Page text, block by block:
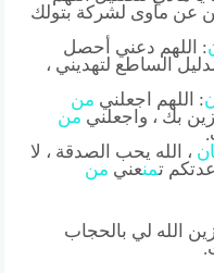
عن مأوى لشركة بتولك
: اللهم دعني أحصل
الساطع لتهديني ،
: اللهم اجعلني من
بك ، واجعلني من
، الله يحب الصدقة ، لا
تمنعني من
الله لي بالحجاب